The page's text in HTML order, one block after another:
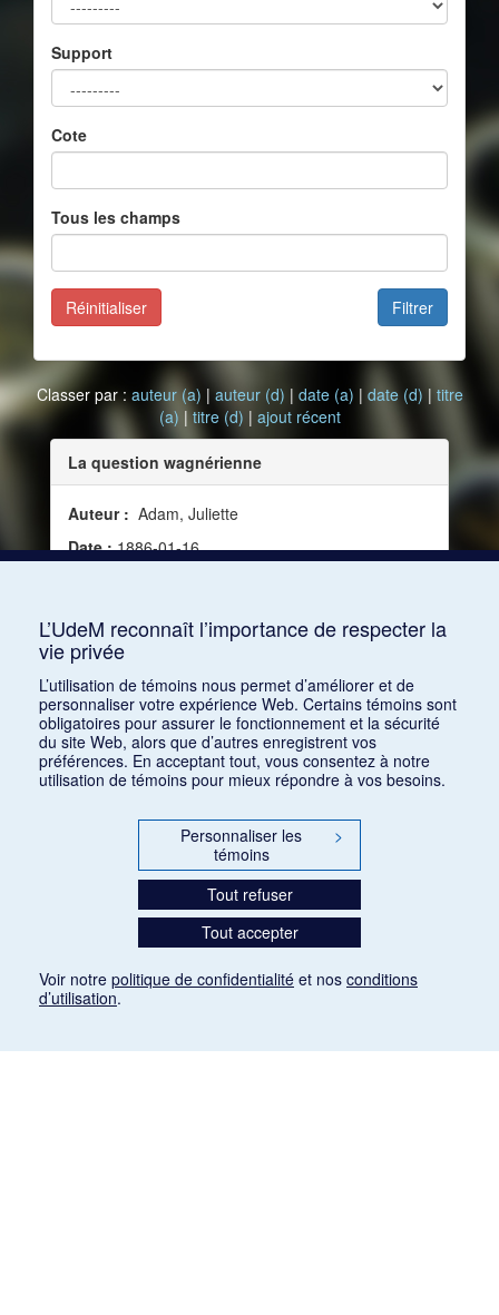
Support
Cote
Tous les champs
Filtrer
Réinitialiser
Classer par : auteur (a) | auteur (d) | date (a) | date (d) | titre
(a) | titre (d) | ajout récent
La question wagnérienne
Auteur : Adam, Juliette
Date :1886-01-16
L’UdeM reconnaît l’importance de respecter la
vie privée
L’utilisation de témoins nous permet d’améliorer et de
personnaliser votre expérience Web. Certains témoins sont
obligatoires pour assurer le fonctionnement et la sécurité
du site Web, alors que d’autres enregistrent vos
préférences. En acceptant tout, vous consentez à notre
utilisation de témoins pour mieux répondre à vos besoins.
Personnaliser les
témoins
>
Tout refuser
Tout accepter
Voir notre politique de confidentialité et nos conditions
d’utilisation.